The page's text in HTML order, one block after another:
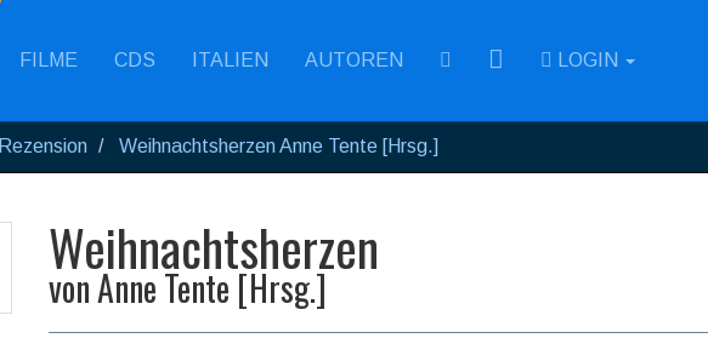
FILME CDS ITALIEN AUTOREN RSS LOGIN
Rezension Weihnachtsherzen Anne Tente [Hrsg.]
Weihnachtsherzen
vonAnne Tente [Hrsg.]